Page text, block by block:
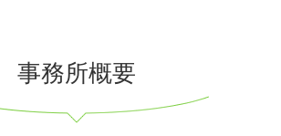
事務所概要